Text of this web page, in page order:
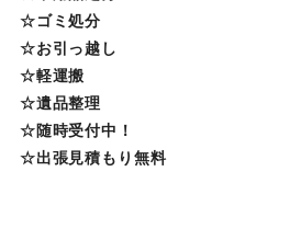
☆ゴミ処分
☆お引っ越し
☆軽運搬
☆遺品整理
☆随時受付中！
☆出張見積もり無料